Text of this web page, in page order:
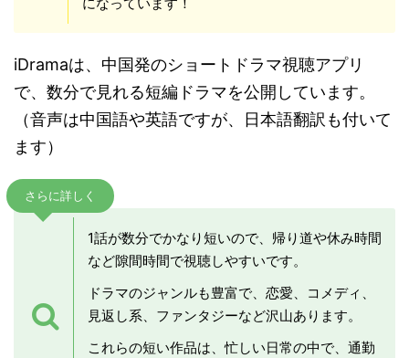
になっています！
iDramaは、中国発のショートドラマ視聴アプリ
で、数分で見れる短編ドラマを公開しています。
（音声は中国語や英語ですが、日本語翻訳も付いて
ます）
さらに詳しく
1話が数分でかなり短いので、帰り道や休み時間
など隙間時間で視聴しやすいです。
ドラマのジャンルも豊富で、恋愛、コメディ、
見返し系、ファンタジーなど沢山あります。
これらの短い作品は、忙しい日常の中で、通勤